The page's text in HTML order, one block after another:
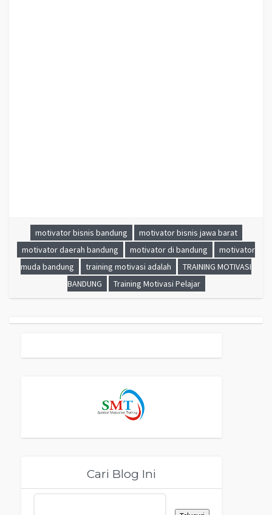
motivator bisnis bandung
motivator bisnis jawa barat
motivator daerah bandung
motivator di bandung
motivator
muda bandung
training motivasi adalah
TRAINING MOTIVASI
BANDUNG
Training Motivasi Pelajar
Cari Blog Ini